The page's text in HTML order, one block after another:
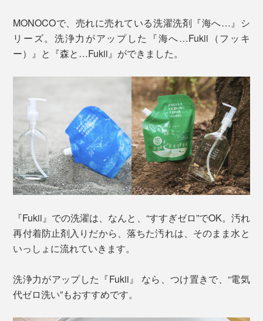
MONOCOで、売れに売れている洗濯洗剤『海へ…』シ
リーズ。洗浄力がアップした『海へ…Fukii（フッキ
ー）』と『森と…Fukii』ができました。
『Fukii』での洗濯は、なんと、“すすぎゼロ”でOK。汚れ
再付着防止剤入りだから、落ちた汚れは、そのまま水と
いっしょに流れていきます。
洗浄力がアップした『Fukii』 なら、つけ置きで、“電気
代ゼロ洗い”もおすすめです。